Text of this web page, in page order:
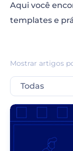
Aqui você
templates e
Mostrar artigos
Todas